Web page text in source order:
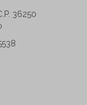
36250